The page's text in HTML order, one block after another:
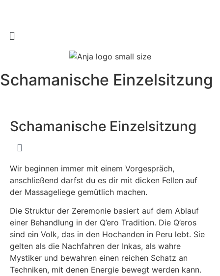
Schamanische Einzelsitzung
Schamanische Einzelsitzung
Wir beginnen immer mit einem Vorgespräch,
anschließend darfst du es dir mit dicken Fellen auf
der Massageliege gemütlich machen.
Die Struktur der Zeremonie basiert auf dem Ablauf
einer Behandlung in der Q’ero Tradition. Die Q’eros
sind ein Volk, das in den Hochanden in Peru lebt. Sie
gelten als die Nachfahren der Inkas, als wahre
Mystiker und bewahren einen reichen Schatz an
Techniken, mit denen Energie bewegt werden kann.